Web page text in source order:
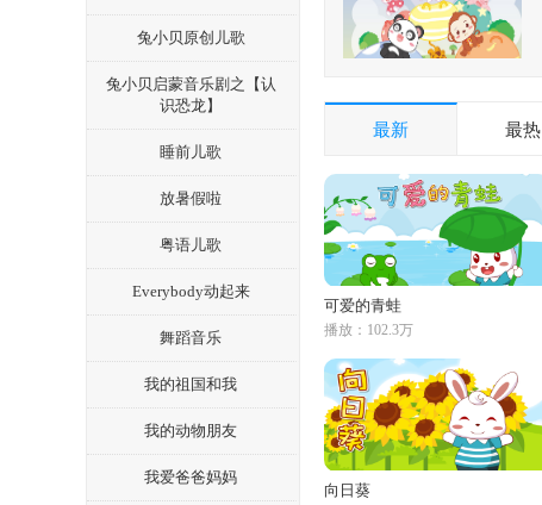
兔小贝原创儿歌
兔小贝启蒙音乐剧之【认
识恐龙】
睡前儿歌
放暑假啦
粤语儿歌
Everybody动起来
舞蹈音乐
我的祖国和我
我的动物朋友
我爱爸爸妈妈
最新 最热
可爱的青蛙
播放：102.3万
向日葵